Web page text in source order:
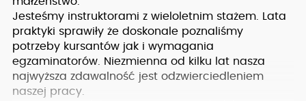
Jesteśmy instruktorami z wieloletnim stażem. Lata
praktyki sprawiły że doskonale poznaliśmy
potrzeby kursantów jak i wymagania
egzaminatorów. Niezmienna od kilku lat nasza
najwyższa zdawalność jest odzwierciedleniem
naszej pracy.